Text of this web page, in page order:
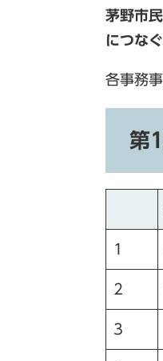
茅野市
につな
各事務
第
1
2
3